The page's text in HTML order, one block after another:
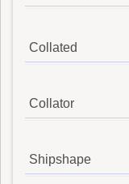
Collated
Collator
Shipshape